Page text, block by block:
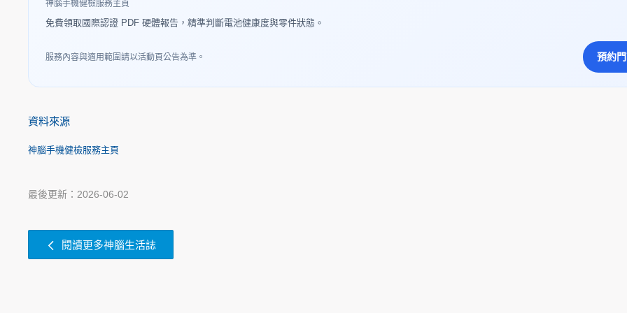
神腦手機健檢服務主頁
免費領取國際認證 PDF 硬體報告，精準判斷電池健康度與零件狀態。
服務內容與適用範圍請以活動頁公告為準。 預約
資料來源
神腦手機健檢服務主頁
最後更新：2026-06-02
閱讀更多神腦生活誌